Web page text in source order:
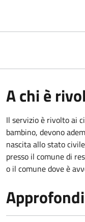
A chi è
Il servizio è rivolto ai
bambino, devono
nascita allo stato
presso il comune di
o il comune dove è